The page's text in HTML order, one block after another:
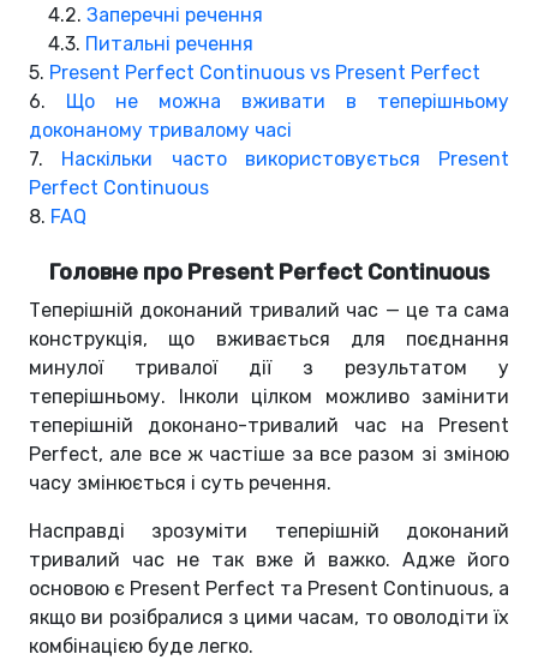
4.2. Заперечні речення
4.3. Питальні речення
5. Present Perfect Continuous vs Present Perfect
6.
Що не можна вживати в теперішньому
доконаному тривалому часі
7. Наскільки часто використовується Present
Perfect Continuous
8. FAQ
Головне про Present Perfect Continuous
Теперішній доконаний тривалий час — це та сама
конструкція, що вживається для поєднання
минулої тривалої дії з результатом у
теперішньому. Інколи цілком можливо замінити
теперішній доконано-тривалий час на Present
Perfect, але все ж частіше за все разом зі зміною
часу змінюється і суть речення.
Насправді зрозуміти теперішній доконаний
тривалий час не так вже й важко. Адже його
основою є Present Perfect та Present Continuous, а
якщо ви розібралися з цими часам, то оволодіти їх
комбінацією буде легко.